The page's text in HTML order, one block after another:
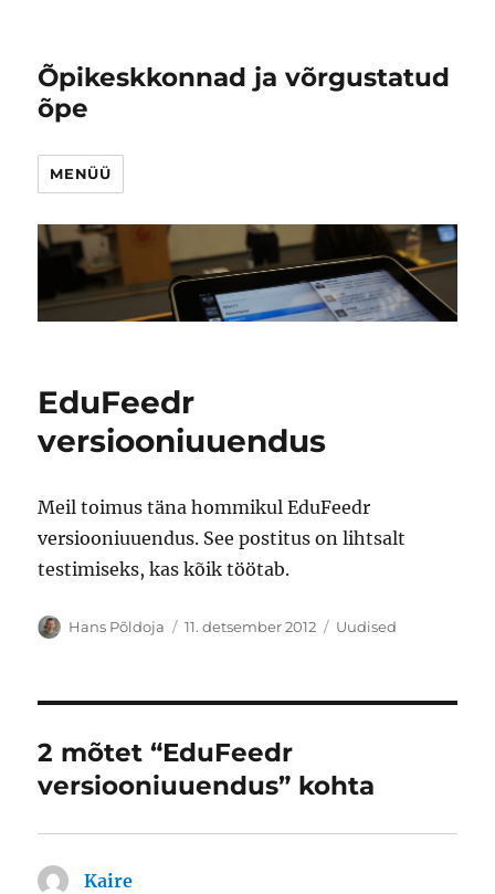
Õpikeskkonnad ja võrgustatud
õpe
MENÜÜ
EduFeedr
versiooniuuendus
Meil toimus täna hommikul EduFeedr
versiooniuuendus. See postitus on lihtsalt
testimiseks, kas kõik töötab.
Autor
Hans Põldoja Postitatud
11. detsember 2012 Rubriigid
Uudised
2 mõtet “EduFeedr
versiooniuuendus” kohta
Kaire